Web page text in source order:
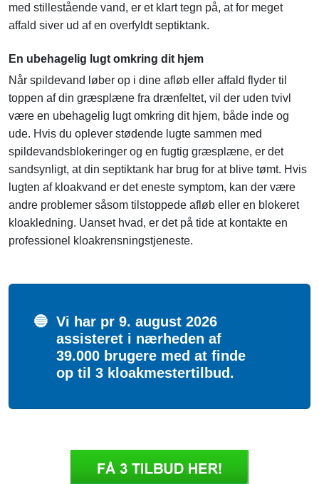
med stillestående vand, er et klart tegn på, at for meget
affald siver ud af en overfyldt septiktank.
En ubehagelig lugt omkring dit hjem
Når spildevand løber op i dine afløb eller affald flyder til
toppen af din græsplæne fra drænfeltet, vil der uden tvivl
være en ubehagelig lugt omkring dit hjem, både inde og
ude. Hvis du oplever stødende lugte sammen med
spildevandsblokeringer og en fugtig græsplæne, er det
sandsynligt, at din septiktank har brug for at blive tømt. Hvis
lugten af kloakvand er det eneste symptom, kan der være
andre problemer såsom tilstoppede afløb eller en blokeret
kloakledning. Uanset hvad, er det på tide at kontakte en
professionel kloakrensningstjeneste.
🔵 Vi har pr 9. august 2026
assisteret i nærheden af
39.000 brugere med at finde
op til 3 kloakmestertilbud.